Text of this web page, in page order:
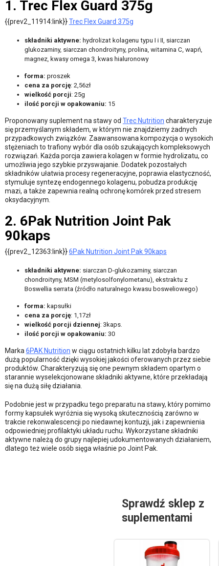
1. Trec Flex Guard 375g
{{prev2_11914:link}}Trec Flex Guard 375g
składniki aktywne: hydrolizat kolagenu typu I i II, siarczan
glukozaminy, siarczan chondroityny, prolina, witamina C, wapń,
magnez, kwasy omega 3, kwas hialuronowy
forma: proszek
cena za porcję: 2,56zł
wielkość porcji: 25g
ilość porcji w opakowaniu: 15
Proponowany suplement na stawy od Trec Nutrition charakteryzuje
się przemyślanym składem, w którym nie znajdziemy żadnych
przypadkowych związków. Zaawansowana kompozycja o wysokich
stężeniach to trafiony wybór dla osób szukających kompleksowych
rozwiązań. Każda porcja zawiera kolagen w formie hydrolizatu, co
umożliwia jego szybkie przyswajanie. Dodatek pozostałych
składników ułatwia procesy regeneracyjne, poprawia elastyczność,
stymuluje syntezę endogennego kolagenu, pobudza produkcję
mazi, a także zapewnia realną ochronę komórek przed stresem
oksydacyjnym.
2. 6Pak Nutrition Joint Pak
90kaps
{{prev2_12363:link}}6Pak Nutrition Joint Pak 90kaps
składniki aktywne: siarczan D-glukozaminy, siarczan
chondroityny, MSM (metylosolfonylometanu), ekstraktu z
Boswellia serrata (źródło naturalnego kwasu bosweliowego)
forma: kapsułki
cena za porcję: 1,17zł
wielkość porcji dziennej: 3kaps.
ilość porcji w opakowaniu: 30
Marka 6PAK Nutrition w ciągu ostatnich kilku lat zdobyła bardzo
dużą popularność dzięki wysokiej jakości oferowanych przez siebie
produktów. Charakteryzują się one pewnym składem opartym o
starannie wyselekcjonowane składniki aktywne, które przekładają
się na dużą siłę działania.
Podobnie jest w przypadku tego preparatu na stawy, który pomimo
formy kapsułek wyróżnia się wysoką skutecznością zarówno w
trakcie rekonwalescencji po niedawnej kontuzji, jak i zapewnienia
odpowiedniej profilaktyki układu ruchu. Wykorzystane składniki
aktywne należą do grupy najlepiej udokumentowanych działaniem,
dlatego też wiele osób sięga właśnie po Joint Pak.
Sprawdź sklep z
suplementami